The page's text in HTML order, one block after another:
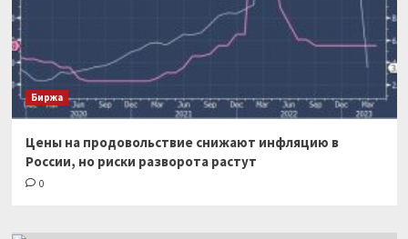
Биржа
Цены на продовольствие снижают инфляцию в
России, но риски разворота растут
0